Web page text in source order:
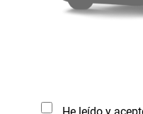
He leído y